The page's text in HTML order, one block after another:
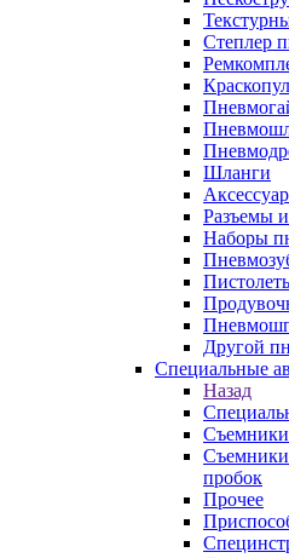
Степлер
Шланги
Разъемы
Наборы
Другой
Специальные
Назад
пробок
Прочее